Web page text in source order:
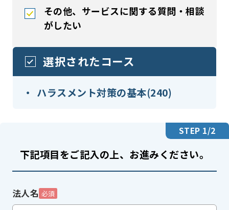
その他、サービスに関する質問・相談
がしたい
選択されたコース
ハラスメント対策の基本(240)
STEP 1/2
下記項目をご記入の上、お進みください。
法人名 必須